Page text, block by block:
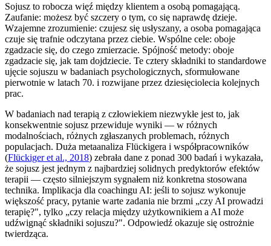
Sojusz to robocza więź między klientem a osobą pomagającą.
Zaufanie: możesz być szczery o tym, co się naprawdę dzieje.
Wzajemne zrozumienie: czujesz się usłyszany, a osoba pomagająca
czuje się trafnie odczytana przez ciebie. Wspólne cele: oboje
zgadzacie się, do czego zmierzacie. Spójność metody: oboje
zgadzacie się, jak tam dojdziecie. Te cztery składniki to standardowe
ujęcie sojuszu w badaniach psychologicznych, sformułowane
pierwotnie w latach 70. i rozwijane przez dziesięciolecia kolejnych
prac.
W badaniach nad terapią z człowiekiem niezwykłe jest to, jak
konsekwentnie sojusz przewiduje wyniki — w różnych
modalnościach, różnych zgłaszanych problemach, różnych
populacjach. Duża metaanaliza Flückigera i współpracowników
(Flückiger et al., 2018) zebrała dane z ponad 300 badań i wykazała,
że sojusz jest jednym z najbardziej solidnych predyktorów efektów
terapii — często silniejszym sygnałem niż konkretna stosowana
technika. Implikacja dla coachingu AI: jeśli to sojusz wykonuje
większość pracy, pytanie warte zadania nie brzmi „czy AI prowadzi
terapię?", tylko „czy relacja między użytkownikiem a AI może
udźwignąć składniki sojuszu?". Odpowiedź okazuje się ostrożnie
twierdząca.